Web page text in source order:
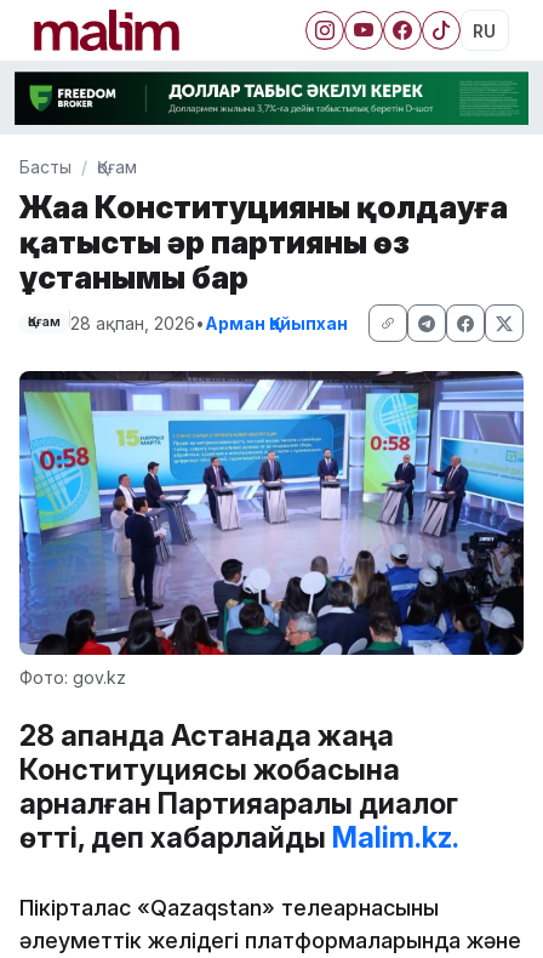
RU
Басты Қоғам
Жаңа Конституцияны қолдауға
қатысты әр партияның өз
ұстанымы бар
Қоғам 28 ақпан, 2026•Арман Қайыпхан
Фото: gov.kz
28 ақпанда Астанада жаңа
Конституциясы жобасына
арналған Партияаралық диалог
өтті, деп хабарлайды Malim.kz.
Пікірталас «Qazaqstan» телеарнасының
әлеуметтік желідегі платформаларында және